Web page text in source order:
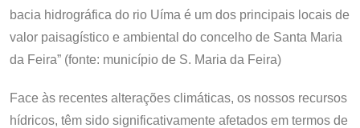
bacia hidrográfica do rio Uíma é um dos principais locais de
valor paisagístico e ambiental do concelho de Santa Maria
da Feira” (fonte: município de S. Maria da Feira)
Face às recentes alterações climáticas, os nossos recursos
hídricos, têm sido significativamente afetados em termos de